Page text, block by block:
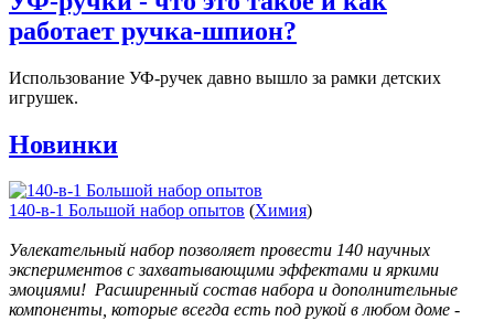
работает ручка-шпион?
Использование УФ-ручек давно вышло за рамки детских
игрушек.
Новинки
140-в-1 Большой набор опытов (Химия)
Увлекательный набор позволяет провести 140 научных
экспериментов с захватывающими эффектами и яркими
эмоциями! Расширенный состав набора и дополнительные
компоненты, которые всегда есть под рукой в любом доме -